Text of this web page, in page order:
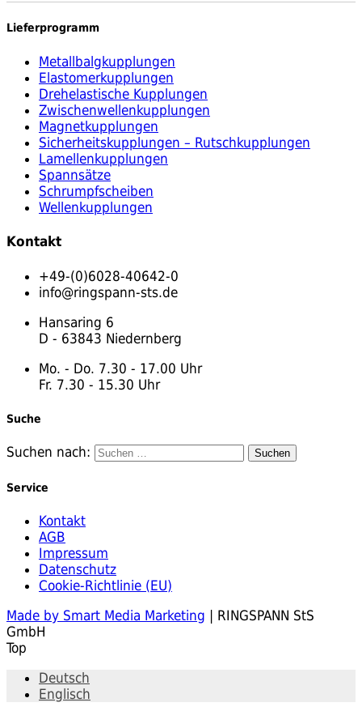
Lieferprogramm
Metallbalgkupplungen
Elastomerkupplungen
Drehelastische Kupplungen
Zwischenwellenkupplungen
Magnetkupplungen
Sicherheitskupplungen – Rutschkupplungen
Lamellenkupplungen
Spannsätze
Schrumpfscheiben
Wellenkupplungen
Kontakt
+49-(0)6028-40642-0
info@ringspann-sts.de
Hansaring 6
D - 63843 Niedernberg
Mo. - Do. 7.30 - 17.00 Uhr
Fr. 7.30 - 15.30 Uhr
Suche
Suchen nach:
Service
Kontakt
AGB
Impressum
Datenschutz
Cookie-Richtlinie (EU)
Made by Smart Media Marketing
| RINGSPANN StS
GmbH
Top
Deutsch
Englisch